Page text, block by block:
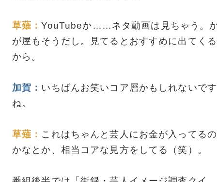
草薙：YouTubeか……ネタ動画は見ちゃう。
が屋もそうだし。見てるとおすすめに出てくる
から。
加賀： いちばんお笑いコア層かもしれないです
ね。
草薙： これはちゃんと芸人にお金が入ってるの
かなとか、相当コアな見方をしてる（笑）。